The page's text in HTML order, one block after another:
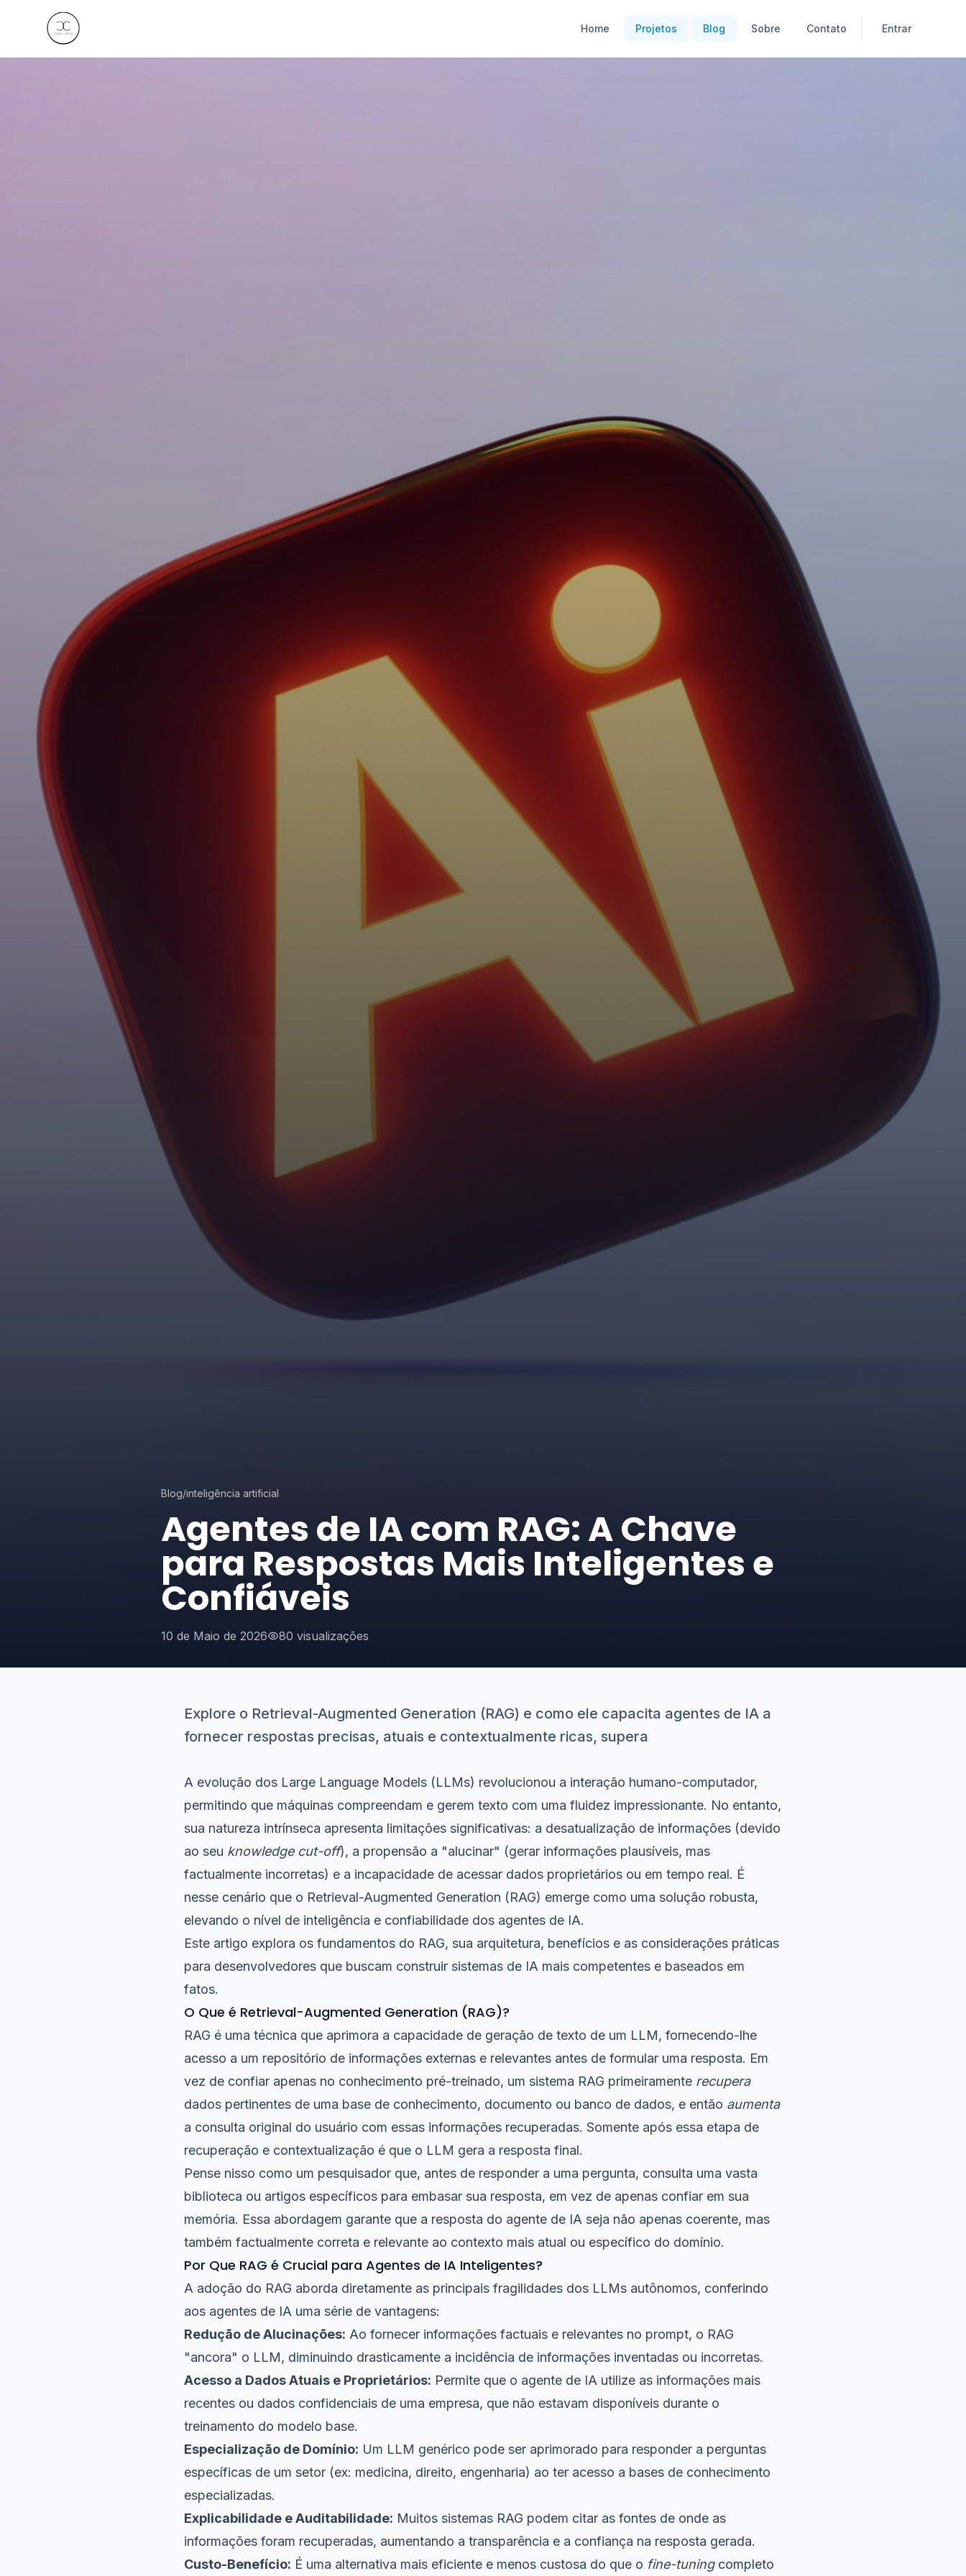
Home Projetos Blog Sobre Contato Entrar
Blog/inteligência artificial
Agentes de IA com RAG: A Chave
para Respostas Mais Inteligentes e
Confiáveis
10 de Maio de 2026 80 visualizações
Explore o Retrieval-Augmented Generation (RAG) e como ele capacita agentes de IA a
fornecer respostas precisas, atuais e contextualmente ricas, supera
A evolução dos Large Language Models (LLMs) revolucionou a interação humano-computador,
permitindo que máquinas compreendam e gerem texto com uma fluidez impressionante. No entanto,
sua natureza intrínseca apresenta limitações significativas: a desatualização de informações (devido
ao seu knowledge cut-off), a propensão a "alucinar" (gerar informações plausíveis, mas
factualmente incorretas) e a incapacidade de acessar dados proprietários ou em tempo real. É
nesse cenário que o Retrieval-Augmented Generation (RAG) emerge como uma solução robusta,
elevando o nível de inteligência e confiabilidade dos agentes de IA.
Este artigo explora os fundamentos do RAG, sua arquitetura, benefícios e as considerações práticas
para desenvolvedores que buscam construir sistemas de IA mais competentes e baseados em
fatos.
O Que é Retrieval-Augmented Generation (RAG)?
RAG é uma técnica que aprimora a capacidade de geração de texto de um LLM, fornecendo-lhe
acesso a um repositório de informações externas e relevantes antes de formular uma resposta. Em
vez de confiar apenas no conhecimento pré-treinado, um sistema RAG primeiramente recupera
dados pertinentes de uma base de conhecimento, documento ou banco de dados, e então aumenta
a consulta original do usuário com essas informações recuperadas. Somente após essa etapa de
recuperação e contextualização é que o LLM gera a resposta final.
Pense nisso como um pesquisador que, antes de responder a uma pergunta, consulta uma vasta
biblioteca ou artigos específicos para embasar sua resposta, em vez de apenas confiar em sua
memória. Essa abordagem garante que a resposta do agente de IA seja não apenas coerente, mas
também factualmente correta e relevante ao contexto mais atual ou específico do domínio.
Por Que RAG é Crucial para Agentes de IA Inteligentes?
A adoção do RAG aborda diretamente as principais fragilidades dos LLMs autônomos, conferindo
aos agentes de IA uma série de vantagens:
Redução de Alucinações: Ao fornecer informações factuais e relevantes no prompt, o RAG
"ancora" o LLM, diminuindo drasticamente a incidência de informações inventadas ou incorretas.
Acesso a Dados Atuais e Proprietários: Permite que o agente de IA utilize as informações mais
recentes ou dados confidenciais de uma empresa, que não estavam disponíveis durante o
treinamento do modelo base.
Especialização de Domínio: Um LLM genérico pode ser aprimorado para responder a perguntas
específicas de um setor (ex: medicina, direito, engenharia) ao ter acesso a bases de conhecimento
especializadas.
Explicabilidade e Auditabilidade: Muitos sistemas RAG podem citar as fontes de onde as
informações foram recuperadas, aumentando a transparência e a confiança na resposta gerada.
Custo-Benefício: É uma alternativa mais eficiente e menos custosa do que o fine-tuningcompleto